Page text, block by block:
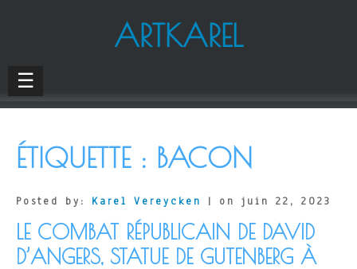
ARTKAREL
☰
ÉTIQUETTE : BACON
Posted by: Karel Vereycken | on juin 22, 2023
LE COMBAT RÉPUBLICAIN DE DAVID
D’ANGERS, STATUE DE GUTENBERG À